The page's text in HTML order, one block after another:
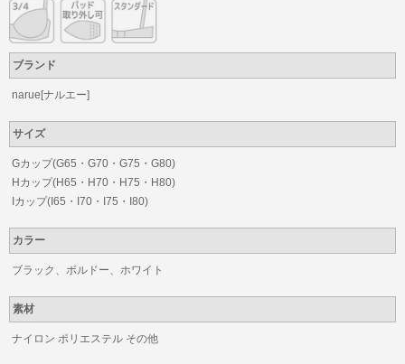
ブランド
narue[ナルエー]
サイズ
Gカップ(G65・G70・G75・G80)
Hカップ(H65・H70・H75・H80)
Iカップ(I65・I70・I75・I80)
カラー
ブラック、ボルドー、ホワイト
素材
ナイロン ポリエステル その他